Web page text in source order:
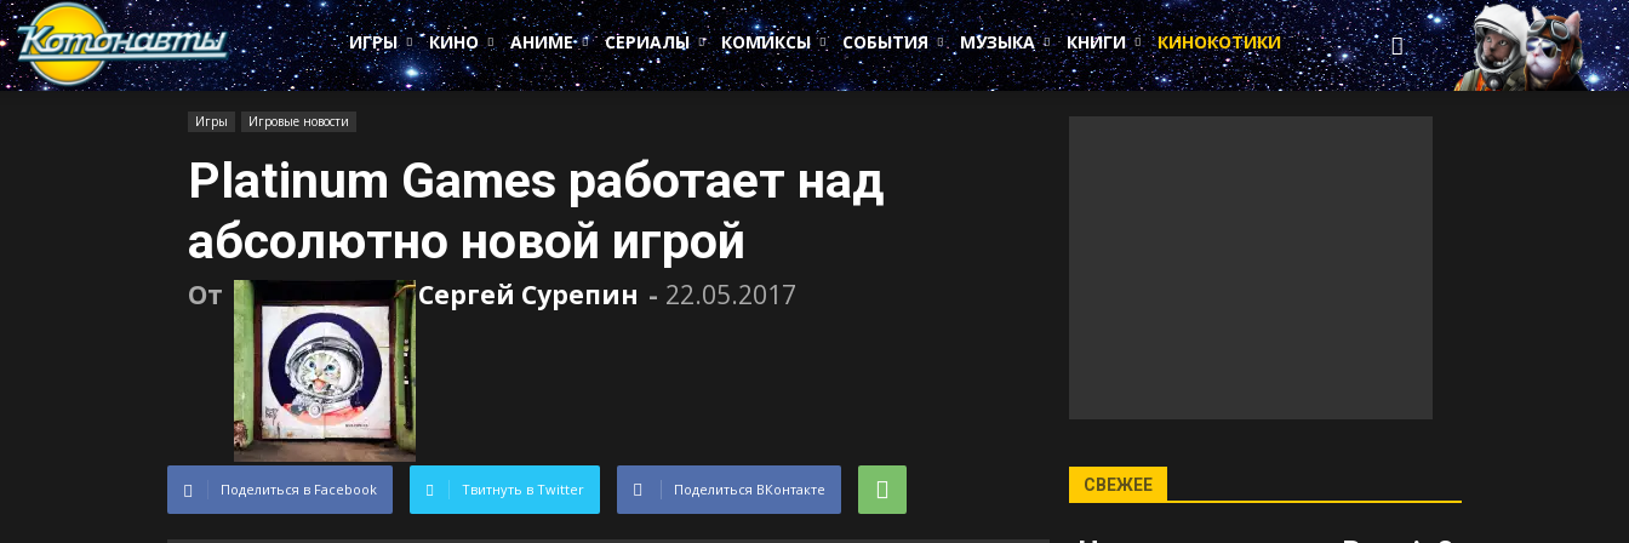
Котонавты
ИГРЫ
КИНО АНИМЕ СЕРИАЛЫ КОМИКСЫ СОБЫТИЯ МУЗЫКА КНИГИ КИНОКОТИКИ
Игры Игровые новости
Platinum Games работает над
абсолютно новой игрой
От Сергей Сурепин - 22.05.2017
Поделиться в Facebook Твитнуть в Twitter Поделиться ВКонтакте СВЕЖЕЕ